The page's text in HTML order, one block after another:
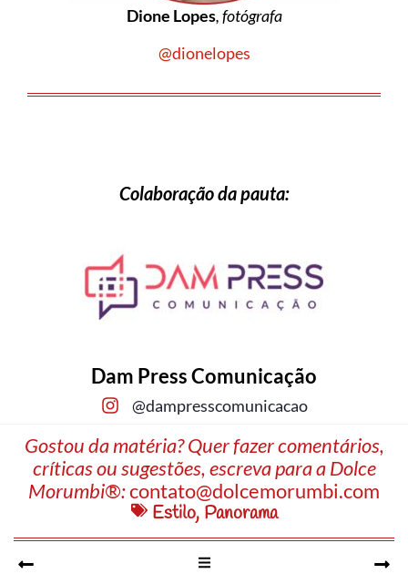
Dione Lopes, fotógrafa
@dionelopes
Colaboração da pauta:
Dam Press Comunicação
@dampresscomunicacao
Gostou da matéria? Quer fazer comentários,
críticas ou sugestões, escreva para a Dolce
Morumbi®:contato@dolcemorumbi.com
Estilo, Panorama